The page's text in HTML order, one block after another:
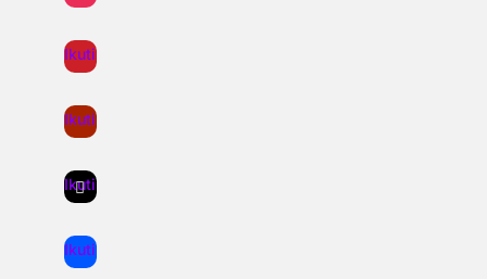
Ikuti
Ikuti
Ikuti
Ikuti